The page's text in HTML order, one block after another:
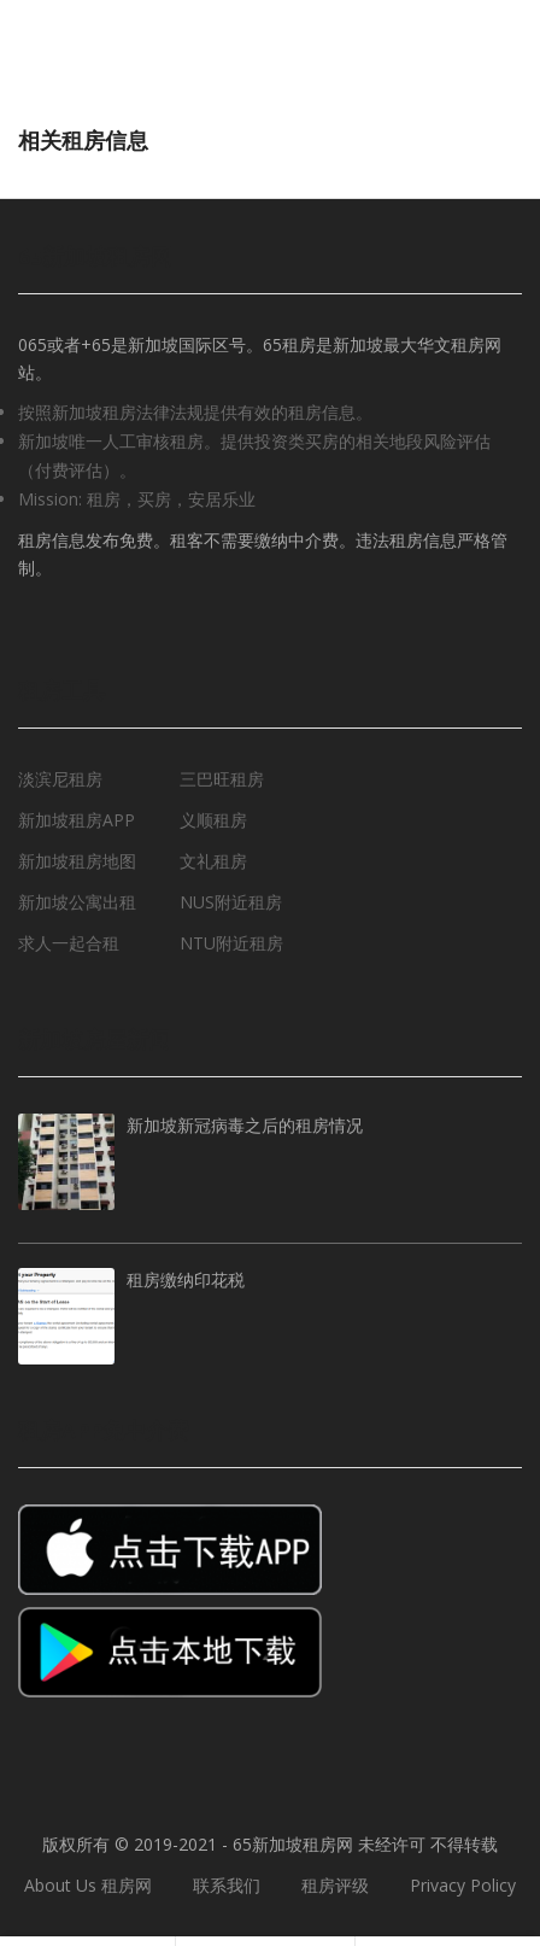
相关租房信息
065或者+65是新加坡国际区号。65租房是新加坡最大华文租房网
站。
按照新加坡租房法律法规提供有效的租房信息。
新加坡唯一人工审核租房。提供投资类买房的相关地段风险评估
（付费评估）。
Mission: 租房，买房，安居乐业
租房信息发布免费。租客不需要缴纳中介费。违法租房信息严格管
制。
淡滨尼租房
新加坡租房APP
新加坡租房地图
新加坡公寓出租
求人一起合租
三巴旺租房
义顺租房
文礼租房
NUS附近租房
NTU附近租房
新加坡新冠病毒之后的租房情况
租房缴纳印花税
版权所有 © 2019-2021 - 65新加坡租房网 未经许可 不得转载
About Us 租房网
联系我们 租房评级 Privacy Policy